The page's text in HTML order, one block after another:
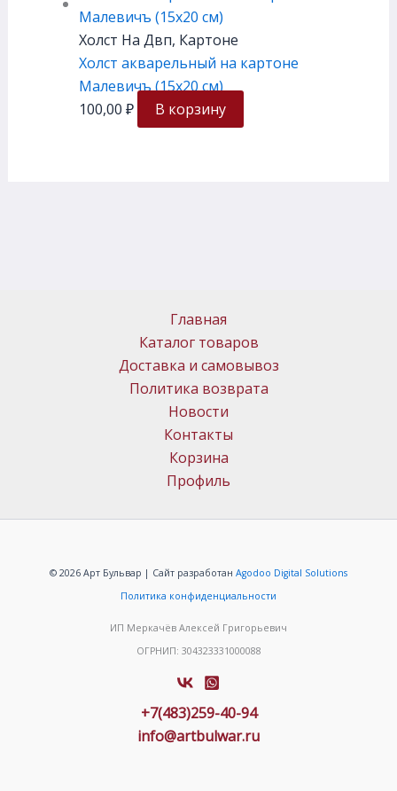
Холст На Двп, Картоне
Холст акварельный на картоне
Малевичъ (15х20 см)
100,00 ₽ В корзину
Главная
Каталог товаров
Доставка и самовывоз
Политика возврата
Новости
Контакты
Корзина
Профиль
© 2026 Арт Бульвар | Сайт разработан Agodoo Digital Solutions
Политика конфиденциальности
ИП Меркачёв Алексей Григорьевич
ОГРНИП: 304323331000088
+7(483)259-40-94
info@artbulwar.ru